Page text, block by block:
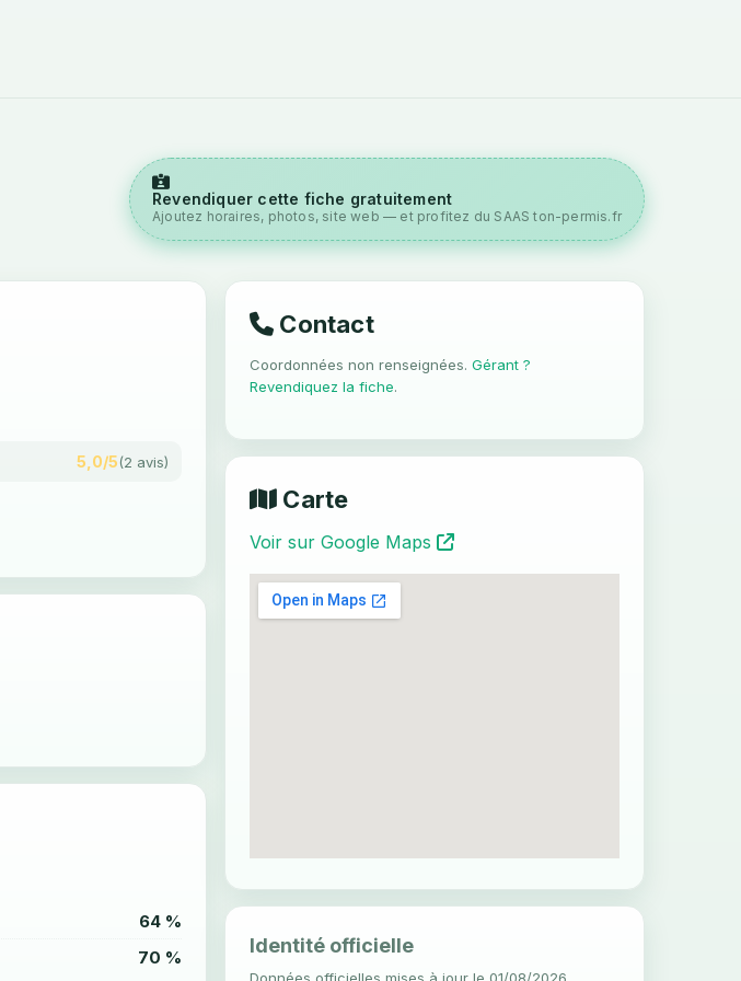
Revendiquer cette fiche gratuitement
Ajoutez horaires, photos, site web — et profitez du SAAS ton-permis.fr
5,0/5(2 avis)
64 %
70 %
Contact
Coordonnées non renseignées. Gérant ?
Revendiquez la fiche.
Carte
Voir sur Google Maps
Identité officielle